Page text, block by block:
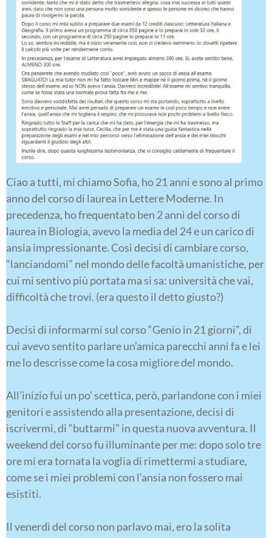
Ciao a tutti, mi chiamo Sofia, ho 21 anni e sono al primo
anno del corso di laurea in Lettere Moderne. In
precedenza, ho frequentato ben 2 anni del corso di
laurea in Biologia, avevo la media del 24 e un carico di
ansia impressionante. Così decisi di cambiare corso,
“lanciandomi” nel mondo delle facoltà umanistiche, per
cui mi sentivo più portata ma si sa: università che vai,
difficoltà che trovi. (era questo il detto giusto?)
Decisi di informarmi sul corso “Genio in 21 giorni”, di
cui avevo sentito parlare un’amica parecchi anni fa e lei
me lo descrisse come la cosa migliore del mondo.
All’inizio fui un po’ scettica, però, parlandone con i miei
genitori e assistendo alla presentazione, decisi di
iscrivermi, di “buttarmi” in questa nuova avventura. Il
weekend del corso fu illuminante per me: dopo solo tre
ore mi era tornata la voglia di rimettermi a studiare,
come se i miei problemi con l’ansia non fossero mai
esistiti.
Il venerdì del corso non parlavo mai, ero la solita